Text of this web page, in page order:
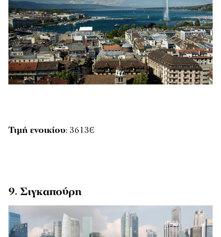
Τιμή ενοικίου: 3613€
9. Σιγκαπούρη